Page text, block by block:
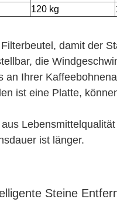
120 kg
damit der
die
an Ihrer
ist eine Platte,
ist länger.
Steine